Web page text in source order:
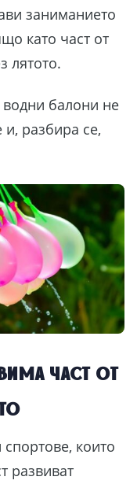
заниманието
като част от
лятото.
водни балони не
разбира се,
част от
които
развиват